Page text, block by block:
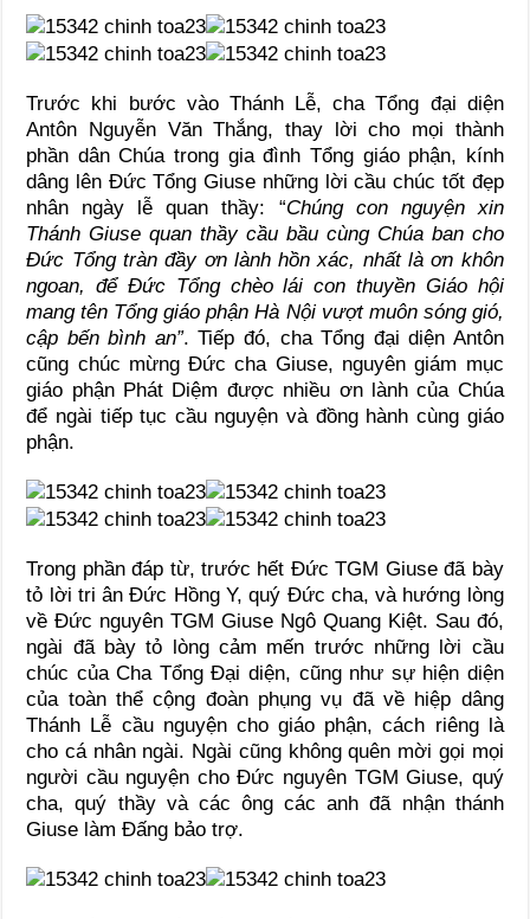
Trước khi bước vào Thánh Lễ, cha Tổng đại diện
Antôn Nguyễn Văn Thắng, thay lời cho mọi thành
phần dân Chúa trong gia đình Tổng giáo phận, kính
dâng lên Đức Tổng Giuse những lời cầu chúc tốt đẹp
nhân ngày lễ quan thầy: “Chúng con nguyện xin
Thánh Giuse quan thầy cầu bầu cùng Chúa ban cho
Đức Tổng tràn đầy ơn lành hồn xác, nhất là ơn khôn
ngoan, để Đức Tổng chèo lái con thuyền Giáo hội
mang tên Tổng giáo phận Hà Nội vượt muôn sóng gió,
cập bến bình an”. Tiếp đó, cha Tổng đại diện Antôn
cũng chúc mừng Đức cha Giuse, nguyên giám mục
giáo phận Phát Diệm được nhiều ơn lành của Chúa
để ngài tiếp tục cầu nguyện và đồng hành cùng giáo
phận.
Trong phần đáp từ, trước hết Đức TGM Giuse đã bày
tỏ lời tri ân Đức Hồng Y, quý Đức cha, và hướng lòng
về Đức nguyên TGM Giuse Ngô Quang Kiệt. Sau đó,
ngài đã bày tỏ lòng cảm mến trước những lời cầu
chúc của Cha Tổng Đại diện, cũng như sự hiện diện
của toàn thể cộng đoàn phụng vụ đã về hiệp dâng
Thánh Lễ cầu nguyện cho giáo phận, cách riêng là
cho cá nhân ngài. Ngài cũng không quên mời gọi mọi
người cầu nguyện cho Đức nguyên TGM Giuse, quý
cha, quý thầy và các ông các anh đã nhận thánh
Giuse làm Đấng bảo trợ.